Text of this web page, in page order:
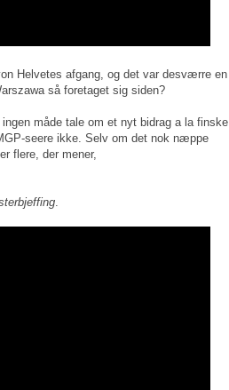
Helvetes afgang, og det var desværre en
så foretaget sig siden?
ingen måde tale om et nyt bidrag a la finske
seere ikke. Selv om det nok næppe
flere, der mener,